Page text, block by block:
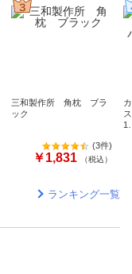
三和製作所 角枕 ブラ
ック
(3件)
￥1,831 （税込）
ランキング一覧